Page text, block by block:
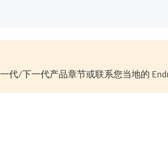
代/下一代产品章节或联系您当地的